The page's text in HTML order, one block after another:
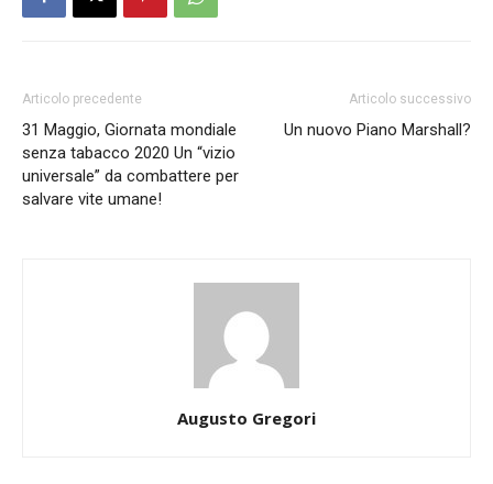
Articolo precedente
31 Maggio, Giornata mondiale
senza tabacco 2020 Un “vizio
universale” da combattere per
salvare vite umane!
Articolo successivo
Un nuovo Piano Marshall?
Augusto Gregori